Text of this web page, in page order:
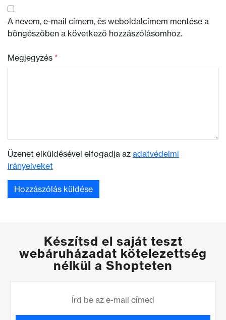
A nevem, e-mail címem, és weboldalcímem mentése a
böngészőben a következő hozzászólásomhoz.
Megjegyzés *
Üzenet elküldésével elfogadja az adatvédelmi
irányelveket
Készítsd el saját teszt
webáruházadat kötelezettség
nélkül a Shopteten